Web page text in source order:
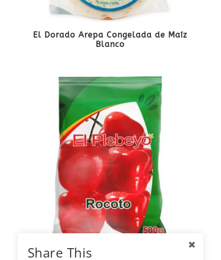
El Dorado Arepa Congelada de Maíz
Blanco
Share This